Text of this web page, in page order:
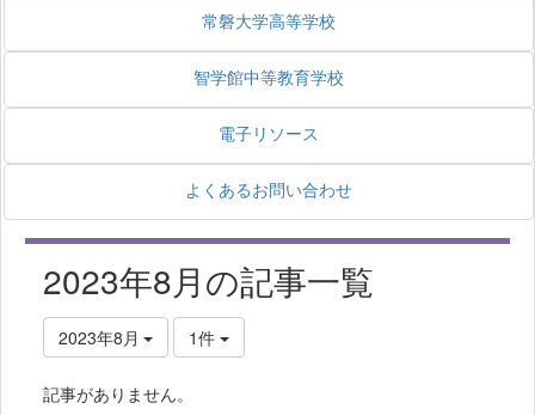
常磐大学高等学校
智学館中等教育学校
電子リソース
よくあるお問い合わせ
2023年8月の記事一覧
2023年8月 1件
記事がありません。